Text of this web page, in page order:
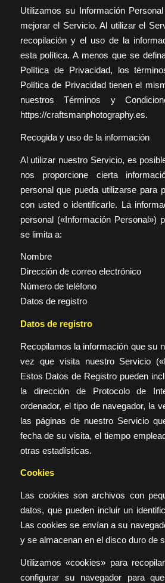
Utilizamos su Información
mejorar el Servicio. Al utilizar el
recopilación y el uso de la
esta política. A menos que se
Política de Privacidad, los
Política de Privacidad tienen el
nuestros Términos y
https://craftsmanphotography.es.
Recogida y uso de la información
Al utilizar nuestro Servicio, es
nos proporcione cierta
personal que pueda utilizarse para
con usted o identificarle. La
personal («Información Personal»)
se limita a:
Nombre
Dirección de correo electrónico
Número de teléfono
Datos de registro
Datos de registro
Recopilamos la información que su
vez que visita nuestro Servicio
Estos Datos de Registro pueden
la dirección de Protocolo de
ordenador, el tipo de navegador, la
las páginas de nuestro Servicio
fecha de su visita, el tiempo
otras estadísticas.
Cookies
Las cookies son archivos con
datos, que pueden incluir un
Las cookies se envían a su
y se almacenan en el disco duro de
Utilizamos «cookies» para
configurar su navegador para